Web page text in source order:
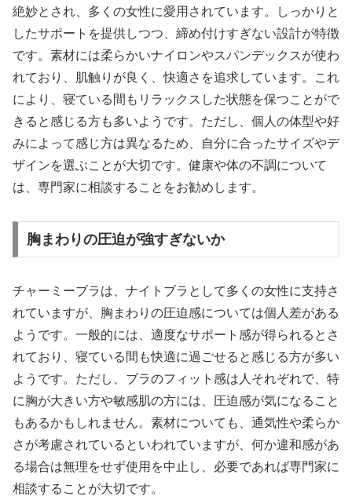
絶妙とされ、多くの女性に愛用されています。しっかりと
したサポートを提供しつつ、締め付けすぎない設計が特徴
です。素材には柔らかいナイロンやスパンデックスが使わ
れており、肌触りが良く、快適さを追求しています。これ
により、寝ている間もリラックスした状態を保つことがで
きると感じる方も多いようです。ただし、個人の体型や好
みによって感じ方は異なるため、自分に合ったサイズやデ
ザインを選ぶことが大切です。健康や体の不調について
は、専門家に相談することをお勧めします。
胸まわりの圧迫が強すぎないか
チャーミーブラは、ナイトブラとして多くの女性に支持さ
れていますが、胸まわりの圧迫感については個人差がある
ようです。一般的には、適度なサポート感が得られるとさ
れており、寝ている間も快適に過ごせると感じる方が多い
ようです。ただし、ブラのフィット感は人それぞれで、特
に胸が大きい方や敏感肌の方には、圧迫感が気になること
もあるかもしれません。素材についても、通気性や柔らか
さが考慮されているといわれていますが、何か違和感があ
る場合は無理をせず使用を中止し、必要であれば専門家に
相談することが大切です。